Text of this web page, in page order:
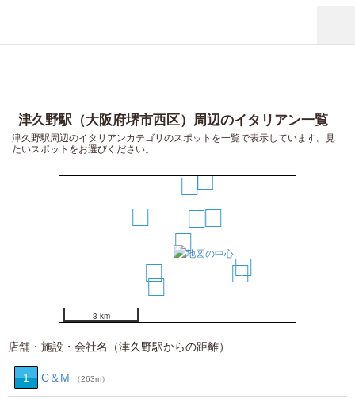
津久野駅（大阪府堺市西区）周辺のイタリアン一覧
津久野駅周辺のイタリアンカテゴリのスポットを一覧で表示しています。見
たいスポットをお選びください。
1
8
9
10
3 km
店舗・施設・会社名（津久野駅からの距離）
1 C＆M （263m）